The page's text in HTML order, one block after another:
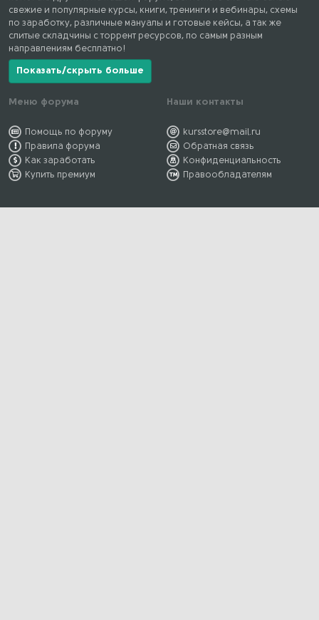
свежие и популярные курсы, книги, тренинги и вебинары, схемы
по заработку, различные мануалы и готовые кейсы, а так же
слитые складчины с торрент ресурсов, по самым разным
направлениям бесплатно!
Показать/скрыть больше
Меню форума
Помощь по форуму
Правила форума
Как заработать
Купить премиум
Наши контакты
kursstore@mail.ru
Обратная связь
Конфиденциальность
Правообладателям